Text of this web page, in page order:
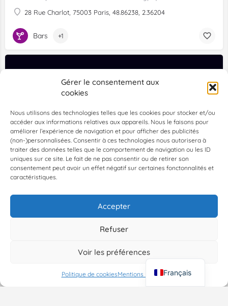
Gérer le consentement aux
cookies
Nous utilisons des technologies telles que les cookies pour stocker et/ou
accéder aux informations relatives aux appareils. Nous le faisons pour
améliorer l’expérience de navigation et pour afficher des publicités
(non-)personnalisées. Consentir à ces technologies nous autorisera à
traiter des données telles que le comportement de navigation ou les ID
uniques sur ce site. Le fait de ne pas consentir ou de retirer son
consentement peut avoir un effet négatif sur certaines fonctonnalités et
caractéristiques.
Accepter
Refuser
Voir les préférences
Politique de cookiesMentions Légales
28 Rue Charlot, 75003 Paris, 48.86238, 2.36204
Bars +1
Space Hair Paris
Coiffure & Barbe - Masculin & Féminin
8 Rue Rambuteau, 75003 Paris, 48.86046, 2.35623
2
Français